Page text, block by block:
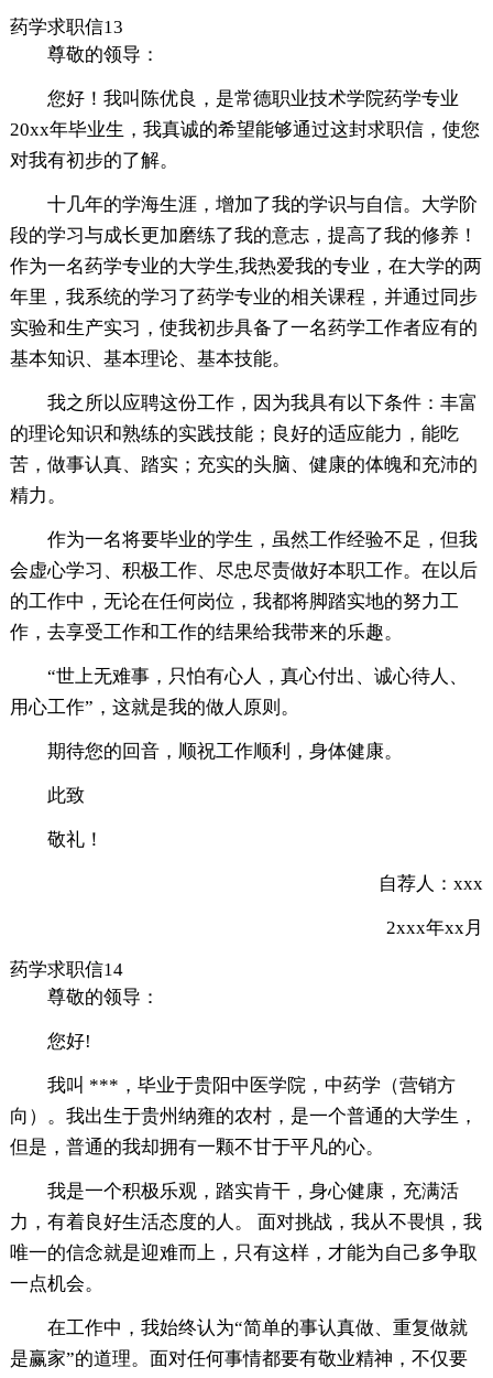
药学求职信13
尊敬的领导：
您好！我叫陈优良，是常德职业技术学院药学专业
20xx年毕业生，我真诚的希望能够通过这封求职信，使您
对我有初步的了解。
十几年的学海生涯，增加了我的学识与自信。大学阶
段的学习与成长更加磨练了我的意志，提高了我的修养！
作为一名药学专业的大学生,我热爱我的专业，在大学的两
年里，我系统的学习了药学专业的相关课程，并通过同步
实验和生产实习，使我初步具备了一名药学工作者应有的
基本知识、基本理论、基本技能。
我之所以应聘这份工作，因为我具有以下条件：丰富
的理论知识和熟练的实践技能；良好的适应能力，能吃
苦，做事认真、踏实；充实的头脑、健康的体魄和充沛的
精力。
作为一名将要毕业的学生，虽然工作经验不足，但我
会虚心学习、积极工作、尽忠尽责做好本职工作。在以后
的工作中，无论在任何岗位，我都将脚踏实地的努力工
作，去享受工作和工作的结果给我带来的乐趣。
“世上无难事，只怕有心人，真心付出、诚心待人、
用心工作”，这就是我的做人原则。
期待您的回音，顺祝工作顺利，身体健康。
此致
敬礼！
自荐人：xxx
2xxx年xx月
药学求职信14
尊敬的领导：
您好!
我叫 ***，毕业于贵阳中医学院，中药学（营销方
向）。我出生于贵州纳雍的农村，是一个普通的大学生，
但是，普通的我却拥有一颗不甘于平凡的心。
我是一个积极乐观，踏实肯干，身心健康，充满活
力，有着良好生活态度的人。 面对挑战，我从不畏惧，我
唯一的信念就是迎难而上，只有这样，才能为自己多争取
一点机会。
在工作中，我始终认为“简单的事认真做、重复做就
是赢家”的道理。面对任何事情都要有敬业精神，不仅要